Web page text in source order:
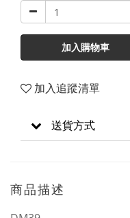
加入購物車
加入追蹤清單
送貨方式
商品描述